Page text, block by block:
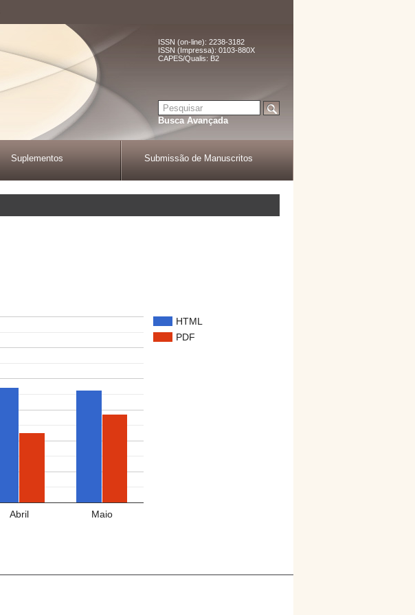
ISSN (on-line): 2238-3182
ISSN (Impressa): 0103-880X
CAPES/Qualis: B2
Busca Avançada
Suplementos Submissão de Manuscritos
HTML
PDF
Abril Maio